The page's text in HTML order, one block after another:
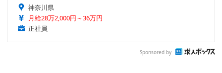
神奈川県
月給28万2,000円～36万円
正社員
Sponsored by